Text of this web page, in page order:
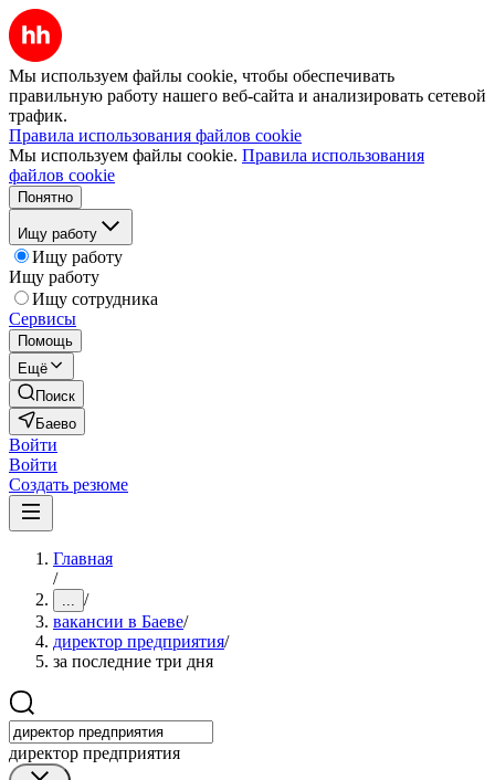
Мы используем файлы cookie, чтобы обеспечивать
правильную работу нашего веб-сайта и анализировать сетевой
трафик.
Правила использования файлов cookie
Мы используем файлы cookie. Правила использования
файлов cookie
Понятно
Ищу работу
Ищу работу
Ищу работу
Ищу сотрудника
Сервисы
Помощь
Ещё
Поиск
Баево
Войти
Войти
Создать резюме
Главная
/
... /
вакансии в Баеве/
директор предприятия/
за последние три дня
директор предприятия